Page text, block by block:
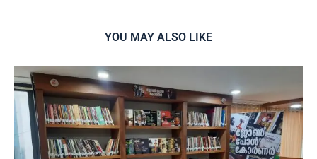
YOU MAY ALSO LIKE